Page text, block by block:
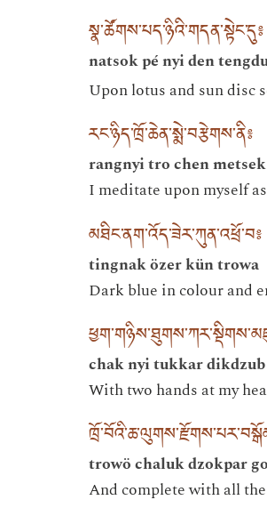
སྣ་ཚོགས་པད་ཉིའི་གདན་སྟེང་དུ༔
natsok pé nyi den
Upon lotus and sun disc
རང་ཉིད་ཁྲོ་ཆེན་སྨེ་བརྩེགས་ནི༔
rangnyi tro chen
I meditate upon myself
མཐིང་ནག་འོད་ཟེར་ཀུན་འཕྲོ་བ༔
tingnak özer kün trowa
Dark blue in colour and
chak nyi tukkar dikdzub
With two hands at my
trowö chaluk dzokpar
And complete with all